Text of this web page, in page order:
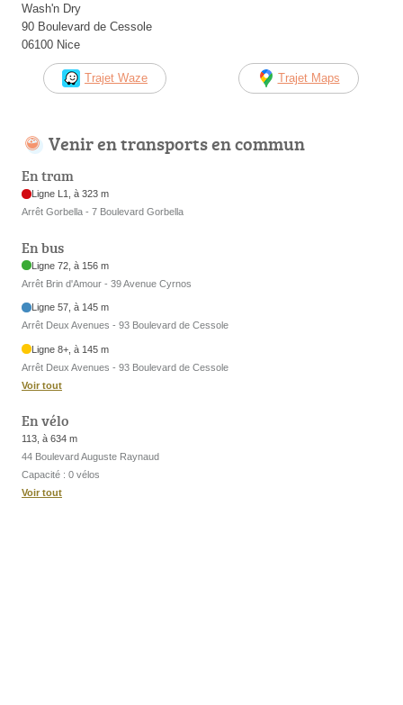
Wash'n Dry
90 Boulevard de Cessole
06100 Nice
Trajet Waze Trajet Maps
Venir en transports en commun
En tram
Ligne L1, à 323 m
Arrêt Gorbella - 7 Boulevard Gorbella
En bus
Ligne 72, à 156 m
Arrêt Brin d'Amour - 39 Avenue Cyrnos
Ligne 57, à 145 m
Arrêt Deux Avenues - 93 Boulevard de Cessole
Ligne 8+, à 145 m
Arrêt Deux Avenues - 93 Boulevard de Cessole
Voir tout
En vélo
113, à 634 m
44 Boulevard Auguste Raynaud
Capacité : 0 vélos
Voir tout